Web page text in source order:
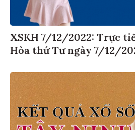
XSKH 7/12/2022: Trực
Hòa thứ Tư ngày 7/12/